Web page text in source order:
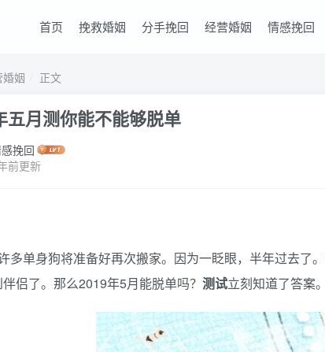
首页 挽救婚姻 分手挽回 经营婚姻 情感挽回
姻 正文
五月测你能不能够脱单
挽回
前更新
多单身狗将准备好再次搬家。因为一眨眼，半年过去了
侣了。那么2019年5月能脱单吗？ 测试立刻知道了答案